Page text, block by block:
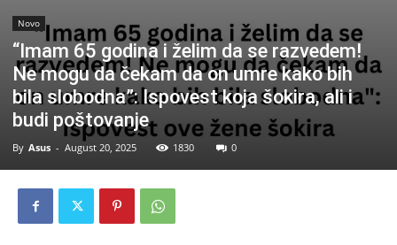
Novo
“Imam 65 godina i želim da se razvedem!
Ne mogu da čekam da on umre kako bih
bila slobodna”: Ispovest koja šokira, ali i
budi poštovanje
By Asus - August 20, 2025 1830 0